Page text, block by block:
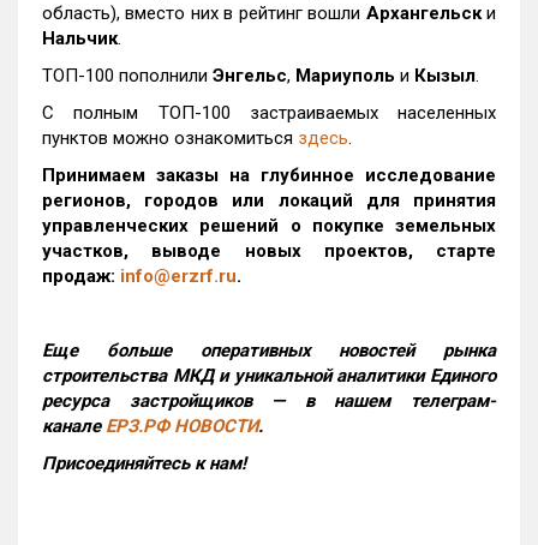
область), вместо них в рейтинг вошли Архангельски
Нальчик.
ТОП-100 пополнили Энгельс, Мариуполь и Кызыл.
С полным ТОП-100 застраиваемых населенных
пунктов можно ознакомиться здесь.
Принимаем заказы на глубинное исследование
регионов, городов или локаций для принятия
управленческих решений о покупке земельных
участков, выводе новых проектов, старте
продаж: info@erzrf.ru.
Еще больше оперативных новостей рынка
строительства МКД и уникальной аналитики Единого
ресурса застройщиков — в нашем телеграм-
канале ЕРЗ.РФ НОВОСТИ.
Присоединяйтесь к нам!